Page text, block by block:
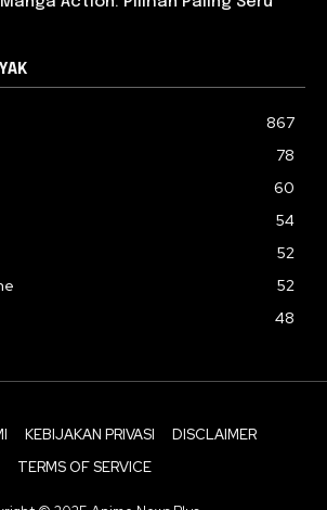
867
78
60
54
52
52
48
KEBIJAKAN PRIVASI
DISCLAIMER
TERMS OF SERVICE